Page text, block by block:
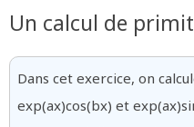
Un calcul de
Dans cet exercice, on
exp(ax)cos(bx) et